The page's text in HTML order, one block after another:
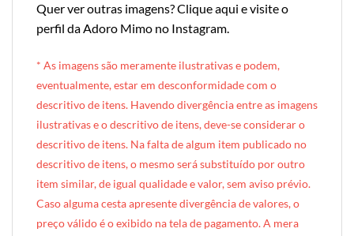
Quer ver outras imagens?Clique aqui e visite o
perfil da Adoro Mimo no Instagram.
* As imagens são meramente ilustrativas e podem,
eventualmente, estar em desconformidade com o
descritivo de itens. Havendo divergência entre as imagens
ilustrativas e o descritivo de itens, deve-se considerar o
descritivo de itens. Na falta de algum item publicado no
descritivo de itens, o mesmo será substituído por outro
item similar, de igual qualidade e valor, sem aviso prévio.
Caso alguma cesta apresente divergência de valores, o
preço válido é o exibido na tela de pagamento. A mera